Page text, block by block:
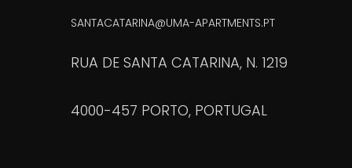
SANTACATARINA@UMA-APARTMENTS.PT
RUA DE SANTA CATARINA, N. 1219
4000-457 PORTO, PORTUGAL